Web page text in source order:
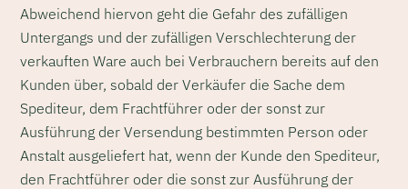
Abweichend hiervon geht die Gefahr des zufälligen
Untergangs und der zufälligen Verschlechterung der
verkauften Ware auch bei Verbrauchern bereits auf den
Kunden über, sobald der Verkäufer die Sache dem
Spediteur, dem Frachtführer oder der sonst zur
Ausführung der Versendung bestimmten Person oder
Anstalt ausgeliefert hat, wenn der Kunde den Spediteur,
den Frachtführer oder die sonst zur Ausführung der